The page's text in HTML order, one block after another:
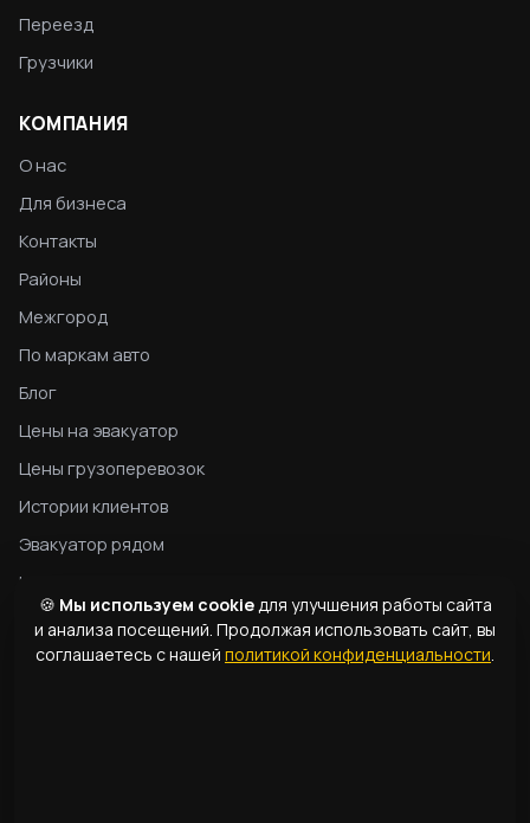
Переезд
Грузчики
КОМПАНИЯ
О нас
Для бизнеса
Контакты
Районы
Межгород
По маркам авто
Блог
Цены на эвакуатор
Цены грузоперевозок
Истории клиентов
Эвакуатор рядом
Конфиденциальность
Гид по эвакуатору
Типы эвакуаторов
🍪 Мы используем cookieдля улучшения работы сайта
и анализа посещений. Продолжая использовать сайт, вы
соглашаетесь с нашей политикой конфиденциальности.